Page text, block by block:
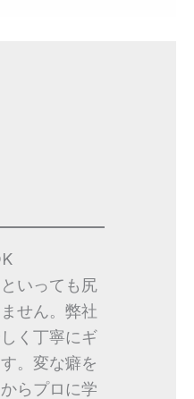
いっても尻
せん。弊社
く丁寧にギ
。変な癖を
らプロに学